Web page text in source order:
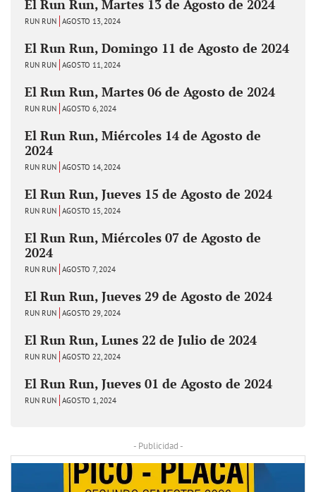
El Run Run, Martes 13 de Agosto de 2024
RUN RUN AGOSTO 13, 2024
El Run Run, Domingo 11 de Agosto de 2024
RUN RUN AGOSTO 11, 2024
El Run Run, Martes 06 de Agosto de 2024
RUN RUN AGOSTO 6, 2024
El Run Run, Miércoles 14 de Agosto de
2024
RUN RUN AGOSTO 14, 2024
El Run Run, Jueves 15 de Agosto de 2024
RUN RUN AGOSTO 15, 2024
El Run Run, Miércoles 07 de Agosto de
2024
RUN RUN AGOSTO 7, 2024
El Run Run, Jueves 29 de Agosto de 2024
RUN RUN AGOSTO 29, 2024
El Run Run, Lunes 22 de Julio de 2024
RUN RUN AGOSTO 22, 2024
El Run Run, Jueves 01 de Agosto de 2024
RUN RUN AGOSTO 1, 2024
- Publicidad -